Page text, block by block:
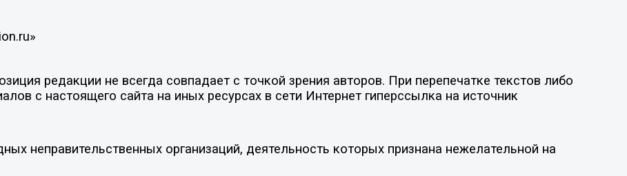
редакции не всегда совпадает с точкой зрения авторов. При перепечатке текстов либо
с настоящего сайта на иных ресурсах в сети Интернет гиперссылка на источник
неправительственных организаций, деятельность которых признана нежелательной на